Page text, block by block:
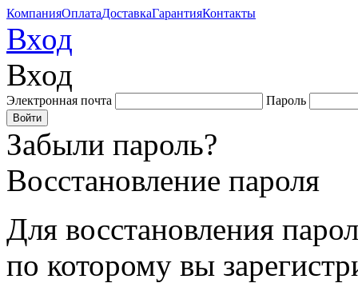
КомпанияОплатаДоставкаГарантияКонтакты
Вход
Вход
Электронная почта Пароль
Забыли пароль?
Восстановление пароля
Для восстановления
по которому вы